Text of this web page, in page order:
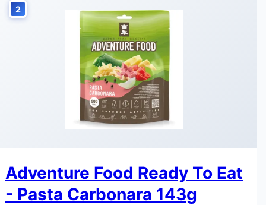
2
Adventure Food Ready To Eat
- Pasta Carbonara 143g